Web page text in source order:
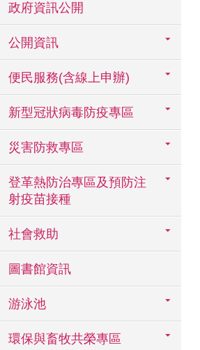
政府資訊公開
公開資訊
便民服務(含線上申辦)
新型冠狀病毒防疫專區
災害防救專區
登革熱防治專區及預防注
射疫苗接種
社會救助
圖書館資訊
游泳池
環保與畜牧共榮專區